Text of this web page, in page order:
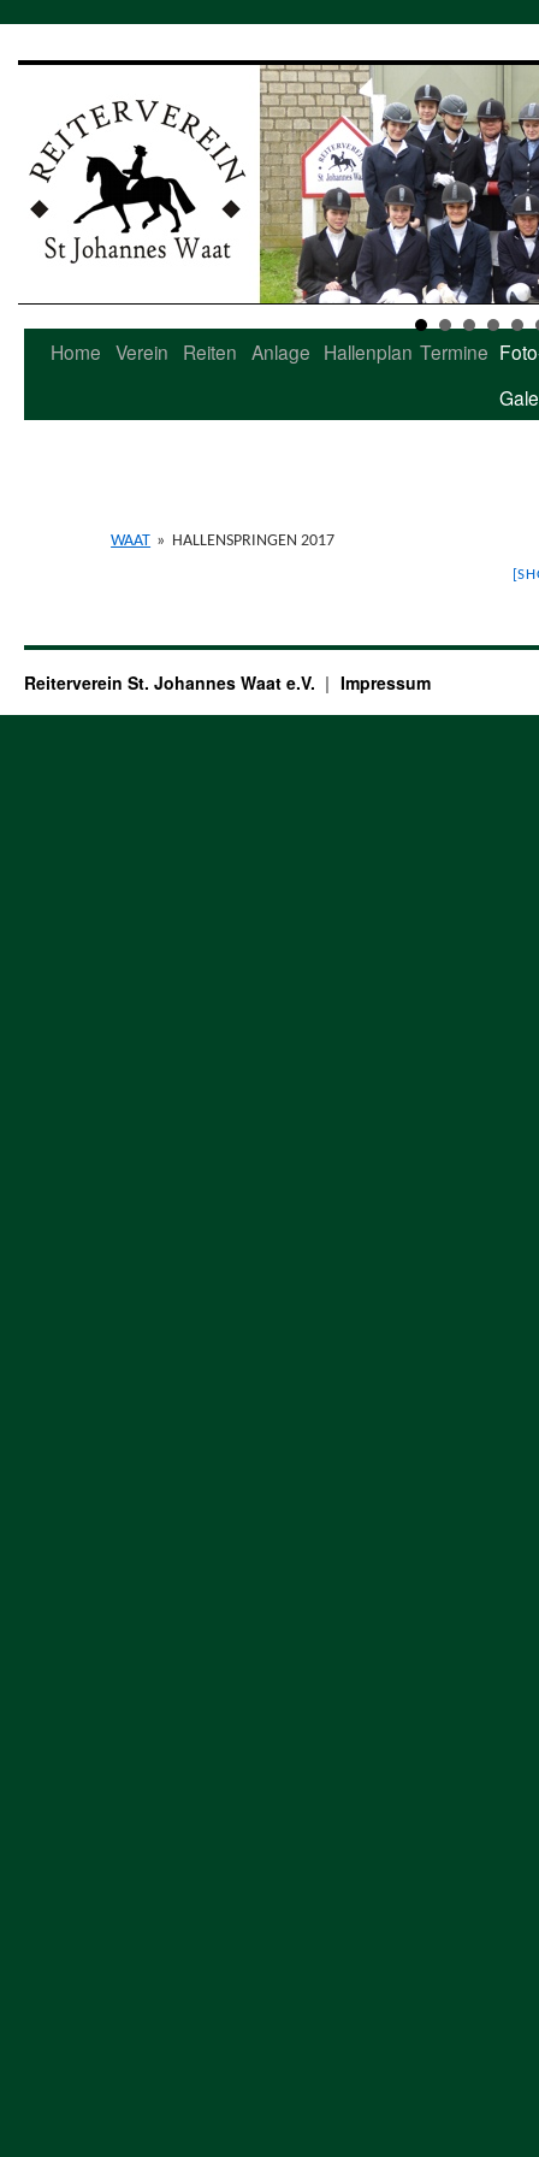
Zum
Home Verein Reiten Anlage Hallenplan Termine
WAAT » HALLENSPRINGEN 2017
Reiterverein St. Johannes Waat e.V. Impressum